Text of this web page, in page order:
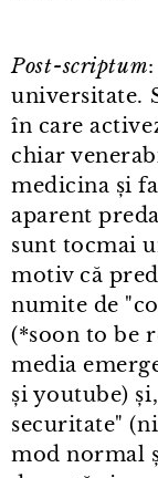
Post⁠-⁠scriptum
universitate.
în care
chiar
medicina și
aparent
sunt tocmai
motiv că
numite de
(*soon to be
media
și youtube)
securitate"
mod normal